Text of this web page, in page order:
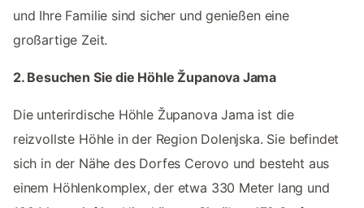
und Ihre Familie sind sicher und genießen eine
großartige Zeit.
2. Besuchen Sie die Höhle Županova Jama
Die unterirdische Höhle Županova Jama ist die
reizvollste Höhle in der Region Dolenjska. Sie befindet
sich in der Nähe des Dorfes Cerovo und besteht aus
einem Höhlenkomplex, der etwa 330 Meter lang und